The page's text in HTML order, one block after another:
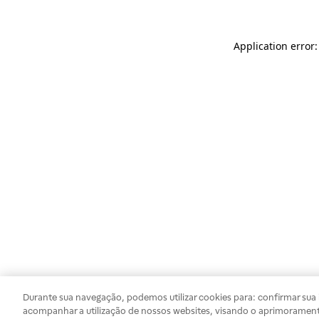
Application
Durante sua navegação, podemos utilizar cookies para: confirmar
acompanhar a utilização de nossos websites, visando o